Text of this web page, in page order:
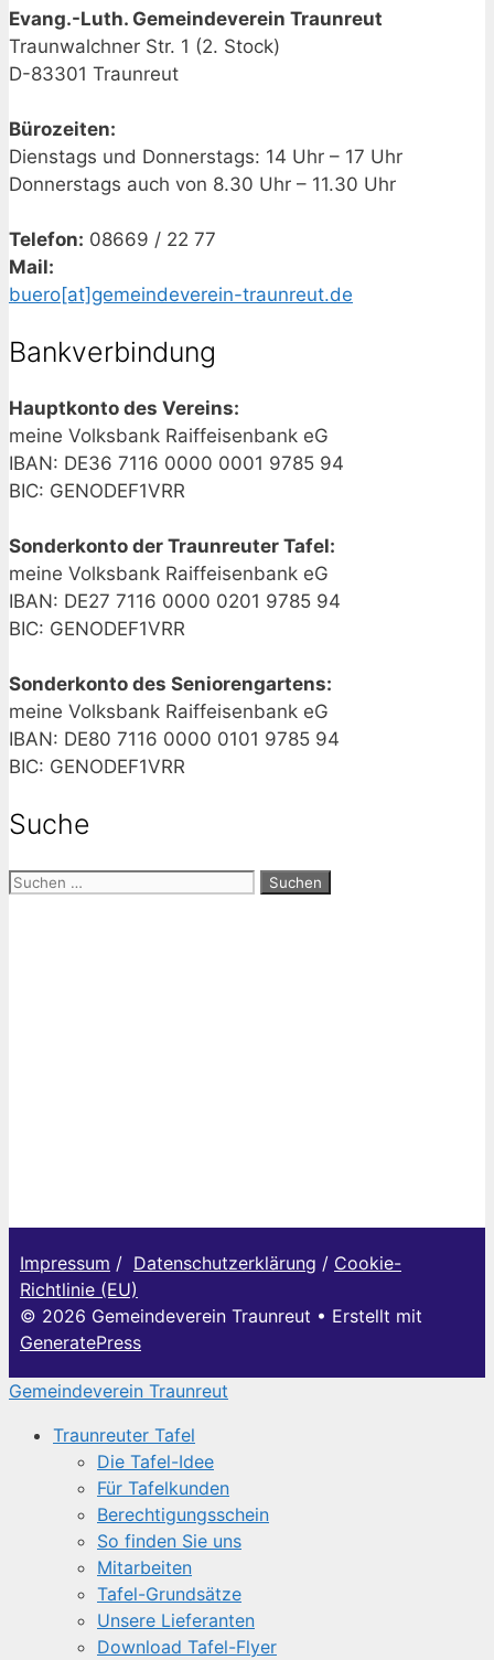
Evang.-Luth. Gemeindeverein Traunreut
Traunwalchner Str. 1 (2. Stock)
D-83301 Traunreut
Bürozeiten:
Dienstags und Donnerstags: 14 Uhr – 17 Uhr
Donnerstags auch von 8.30 Uhr – 11.30 Uhr
Telefon: 08669 / 22 77
Mail:
buero[at]gemeindeverein-traunreut.de
Bankverbindung
Hauptkonto des Vereins:
meine Volksbank Raiffeisenbank eG
IBAN: DE36 7116 0000 0001 9785 94
BIC: GENODEF1VRR
Sonderkonto der Traunreuter Tafel:
meine Volksbank Raiffeisenbank eG
IBAN: DE27 7116 0000 0201 9785 94
BIC: GENODEF1VRR
Sonderkonto des Seniorengartens:
meine Volksbank Raiffeisenbank eG
IBAN: DE80 7116 0000 0101 9785 94
BIC: GENODEF1VRR
Suche
Suchen
Impressum / Datenschutzerklärung / Cookie-
Richtlinie (EU)
© 2026 Gemeindeverein Traunreut • Erstellt mit
GeneratePress
Gemeindeverein Traunreut
Traunreuter Tafel
Die Tafel-Idee
Für Tafelkunden
Berechtigungsschein
So finden Sie uns
Mitarbeiten
Tafel-Grundsätze
Unsere Lieferanten
Download Tafel-Flyer